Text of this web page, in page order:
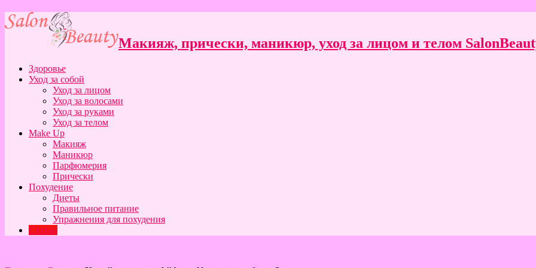
Макияж, прически, маникюр, уход за лицом и телом
Здоровье
Уход за собой
Уход за лицом
Уход за волосами
Уход за руками
Уход за телом
Make Up
Макияж
Маникюр
Парфюмерия
Прически
Похудение
Диеты
Правильное питание
Упражнения для похудения
Статьи